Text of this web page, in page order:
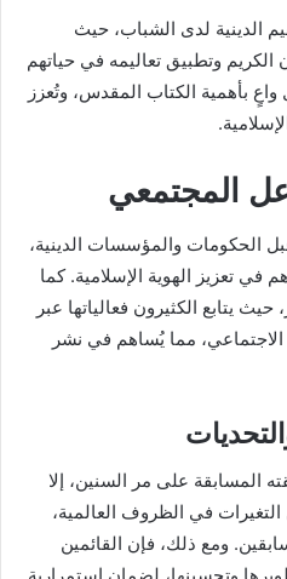
الدينية لدى الشباب، حيث
وتطبيق تعاليمه في حياتهم
بأهمية الكتاب المقدس، وتُعزز
المجتمعي
الحكومات والمؤسسات الدينية،
في تعزيز الهوية الإسلامية. كما
يتابع الكثيرون فعالياتها عبر
الاجتماعي، مما يُساهم في نشر
المسابقة على مر السنين، إلا
في الظروف العالمية،
ومع ذلك، فإن القائمين